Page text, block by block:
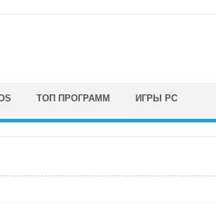
ТОП ПРОГРАММ ИГРЫ PC